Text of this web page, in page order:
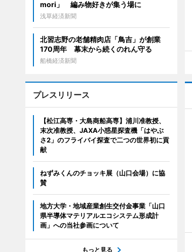
mori」 編み物好きが集う場に
浅草経済新聞
北習志野の老舗精肉店「鳥吉」が創業
170周年 幕末から続くのれん守る
船橋経済新聞
プレスリリース
【松江高専・大島商船高専】浦川准教授、
末次准教授、JAXA小惑星探査機「はやぶ
さ2」のフライバイ探査で二つの世界初に貢
献
ねずみくんのチョッキ展（山口会場）に協
賛
地方大学・地域産業創生交付金事業「山口
県半導体マテリアルエコシステム形成計
画」への当社参画について
もっと見る